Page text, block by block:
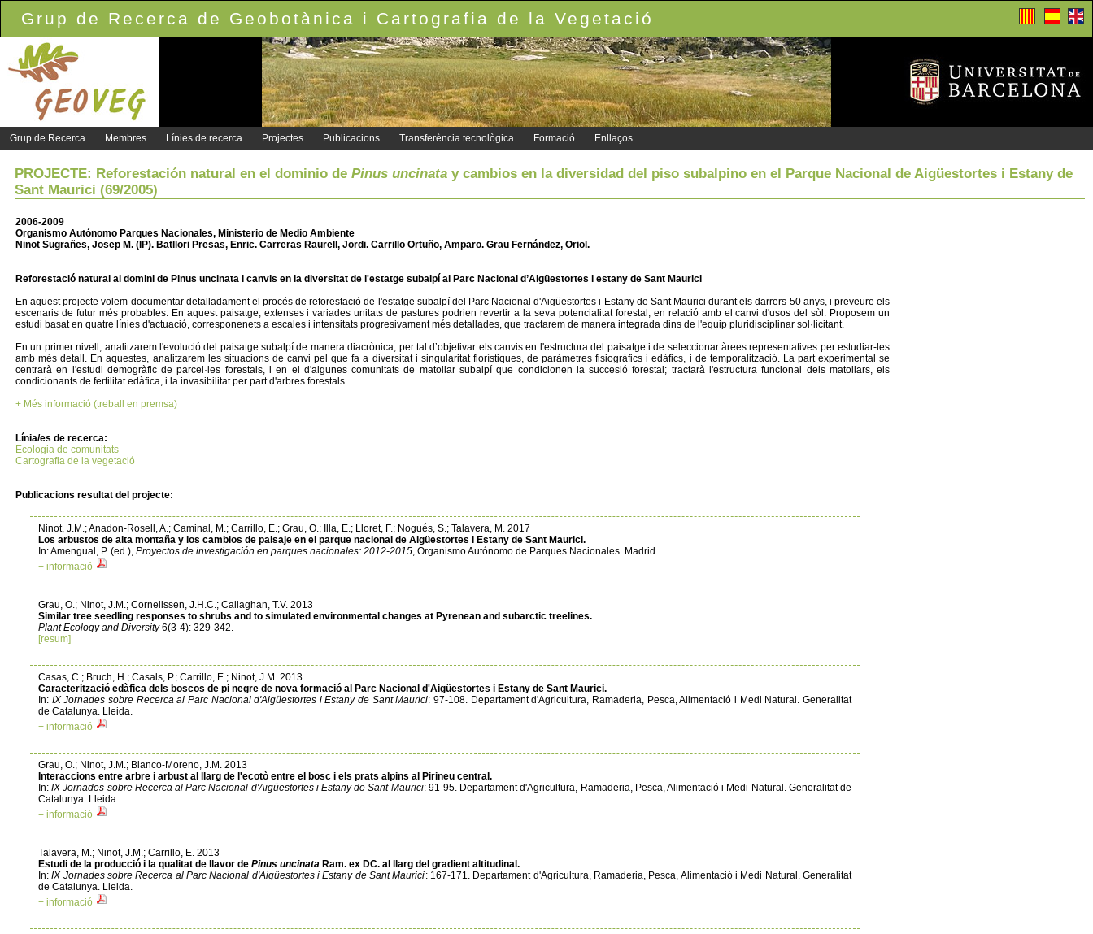
Grup de Recerca de Geobotànica i Cartografia de la Vegetació
Grup de Recerca Membres Línies de recerca Projectes Publicacions Transferència tecnològica Formació Enllaços
PROJECTE: Reforestación natural en el dominio de Pinus uncinata y cambios en la diversidad del piso subalpino en el Parque Nacional de Aigüestortes i Estany de
Sant Maurici (69/2005)
2006-2009
Organismo Autónomo Parques Nacionales, Ministerio de Medio Ambiente
Ninot Sugrañes, Josep M. (IP). Batllori Presas, Enric. Carreras Raurell, Jordi. Carrillo Ortuño, Amparo. Grau Fernández, Oriol.
Reforestació natural al domini de Pinus uncinata i canvis en la diversitat de l'estatge subalpí al Parc Nacional d’Aigüestortes i estany de Sant Maurici
En aquest projecte volem documentar detalladament el procés de reforestació de l'estatge subalpí del Parc Nacional d'Aigüestortes i Estany de Sant Maurici durant els darrers 50 anys, i preveure els
escenaris de futur més probables. En aquest paisatge, extenses i variades unitats de pastures podrien revertir a la seva potencialitat forestal, en relació amb el canvi d'usos del sòl. Proposem un
estudi basat en quatre línies d'actuació, corresponenets a escales i intensitats progresivament més detallades, que tractarem de manera integrada dins de l'equip pluridisciplinar sol·licitant.
En un primer nivell, analitzarem l'evolució del paisatge subalpí de manera diacrònica, per tal d’objetivar els canvis en l'estructura del paisatge i de seleccionar àrees representatives per estudiar-les
amb més detall. En aquestes, analitzarem les situacions de canvi pel que fa a diversitat i singularitat florístiques, de paràmetres fisiogràfics i edàfics, i de temporalització. La part experimental se
centrarà en l'estudi demogràfic de parcel·les forestals, i en el d'algunes comunitats de matollar subalpí que condicionen la succesió forestal; tractarà l'estructura funcional dels matollars, els
condicionants de fertilitat edàfica, i la invasibilitat per part d'arbres forestals.
+ Més informació (treball en premsa)
Línia/es de recerca:
Ecologia de comunitats
Cartografia de la vegetació
Publicacions resultat del projecte:
Ninot, J.M.; Anadon-Rosell, A.; Caminal, M.; Carrillo, E.; Grau, O.; Illa, E.; Lloret, F.; Nogués, S.; Talavera, M. 2017
Los arbustos de alta montaña y los cambios de paisaje en el parque nacional de Aigüestortes i Estany de Sant Maurici.
In: Amengual, P. (ed.), Proyectos de investigación en parques nacionales: 2012-2015, Organismo Autónomo de Parques Nacionales. Madrid.
+ informació
Grau, O.; Ninot, J.M.; Cornelissen, J.H.C.; Callaghan, T.V. 2013
Similar tree seedling responses to shrubs and to simulated environmental changes at Pyrenean and subarctic treelines.
Plant Ecology and Diversity6(3-4): 329-342.
[resum]
Casas, C.; Bruch, H.; Casals, P.; Carrillo, E.; Ninot, J.M. 2013
Caracterització edàfica dels boscos de pi negre de nova formació al Parc Nacional d'Aigüestortes i Estany de Sant Maurici.
In: IX Jornades sobre Recerca al Parc Nacional d'Aigüestortes i Estany de Sant Maurici: 97-108. Departament d'Agricultura, Ramaderia, Pesca, Alimentació i Medi Natural. Generalitat
de Catalunya. Lleida.
+ informació
Grau, O.; Ninot, J.M.; Blanco-Moreno, J.M. 2013
Interaccions entre arbre i arbust al llarg de l'ecotò entre el bosc i els prats alpins al Pirineu central.
In:IX Jornades sobre Recerca al Parc Nacional d'Aigüestortes i Estany de Sant Maurici: 91-95. Departament d'Agricultura, Ramaderia, Pesca, Alimentació i Medi Natural. Generalitat de
Catalunya. Lleida.
+ informació
Talavera, M.; Ninot, J.M.; Carrillo, E. 2013
Estudi de la producció i la qualitat de llavor de Pinus uncinata Ram. ex DC. al llarg del gradient altitudinal.
In:IX Jornades sobre Recerca al Parc Nacional d'Aigüestortes i Estany de Sant Maurici: 167-171. Departament d'Agricultura, Ramaderia, Pesca, Alimentació i Medi Natural. Generalitat
de Catalunya. Lleida.
+ informació